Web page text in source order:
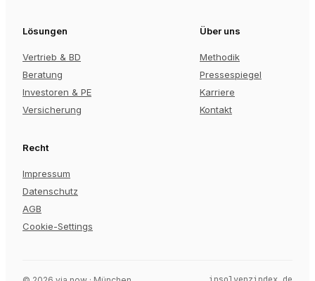
Lösungen
Vertrieb & BD
Beratung
Investoren & PE
Versicherung
Über uns
Methodik
Pressespiegel
Karriere
Kontakt
Recht
Impressum
Datenschutz
AGB
Cookie-Settings